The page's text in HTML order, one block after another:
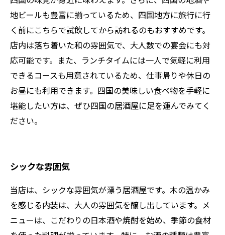
地ビールも豊富に揃っているため、四国地方に旅行に行
く前にこちらで試飲してから訪れるのもおすすめです。
店内は落ち着いた和の雰囲気で、大人数での宴会にも対
応可能です。また、ランチタイムには一人で気軽に利用
できるコースも用意されているため、仕事帰りや休日の
お昼にも利用できます。四国の美味しい食べ物を手軽に
堪能したい方は、ぜひ四国の居酒屋に足を運んでみてく
ださい。
シックな雰囲気
当店は、シックな雰囲気が漂う居酒屋です。木の温かみ
を感じる内装は、大人の雰囲気を醸し出しています。メ
ニューは、こだわりの日本酒や焼酎を始め、季節の食材